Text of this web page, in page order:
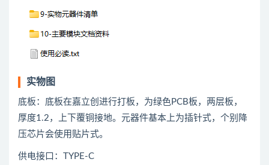
实物图
底板：底板在嘉立创进行打板，为绿色PCB板，两层板，
厚度1.2，上下覆铜接地。元器件基本上为插针式，个别降
压芯片会使用贴片式。
供电接口：TYPE-C